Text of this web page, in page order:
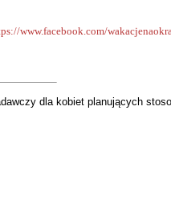
www.facebook.com/
dla kobiet planujących